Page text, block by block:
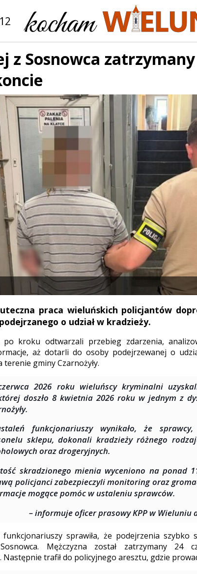
z Sosnowca
praca wieluńskich policjantów
o udział w kradzieży.
po kroku odtwarzali przebieg zdarzenia,
aż dotarli do osoby podejrzewanej o
terenie gminy Czarnożyły.
2026 roku wieluńscy kryminalni
doszło 8 kwietnia 2026 roku w jednym z
funkcjonariuszy wynikało, że sprawcy,
sklepu, dokonali kradzieży różnego
oraz drogeryjnych.
skradzionego mienia wyceniono na ponad
policjanci zabezpieczyli monitoring oraz
mogące pomóc w ustaleniu sprawców.
– informuje oficer prasowy KPP w Wieluniu
funkcjonariuszy sprawiła, że podejrzenia szybko
Mężczyzna został zatrzymany 24
Następnie trafił do policyjnego aresztu, gdzie